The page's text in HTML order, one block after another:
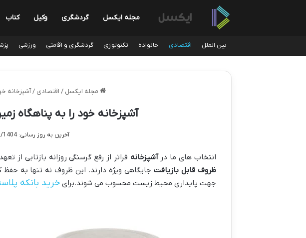
مجله ایکسل گردشگری وکیل کتاب
بین الملل اقتصادی خانواده تکنولوژی گردشگری و اقامتی ورزشی
مجله ایکسل / اقتصادی / آشپزخانه
آشپزخانه خود را به پناهگاه
آخرین به روز رسانی: 11/01/1404
انتخاب های ما درآشپزخانه فراتر از رفع گرسنگی روزانه بازتابی
ظروف قابل بازیافت جایگاهی ویژه دارند. این ظروف نه تنها به
جهت پایداری محیط زیست محسوب می شوند.برایخرید بانکه